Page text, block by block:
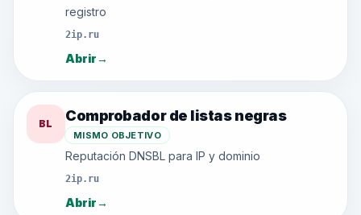
registro
2ip.ru
Abrir→
BL Comprobador de listas negras
MISMO OBJETIVO
Reputación DNSBL para IP y dominio
2ip.ru
Abrir→